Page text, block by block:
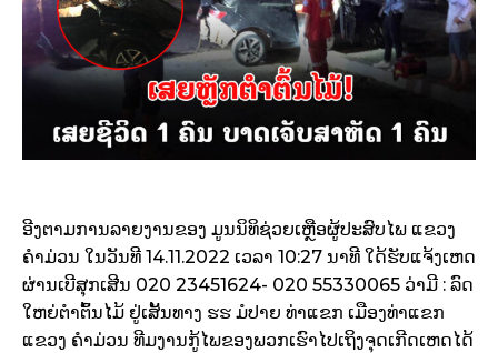
ອີງຕາມການລາຍງານຂອງ ມູນນິທິຊ່ວຍເຫຼືອຜູ້ປະສົບໄພ ແຂວງ
ຄຳມ່ວນ ໃນວັນທີ 14.11.2022 ເວລາ 10:27 ນາທີ ໃດ້ຮັບແຈ້ງເຫດ
ຜ່ານເບີສຸກເສີນ 020 23451624- 020 55330065 ວ່າມີ : ລົດ
ໃຫຍ່ຕຳຕົ້ນໄມ້ ຢູ່ເສັ້ນທາງ ຮຮ ມໍປາຍ ທ່າແຂກ ເມືອງທ່າແຂກ
ແຂວງ ຄຳມ່ວນ ທີມງານກູ້ໄພຂອງພວກເຮົາໄປເຖິງຈຸດເກີດເຫດໄດ້